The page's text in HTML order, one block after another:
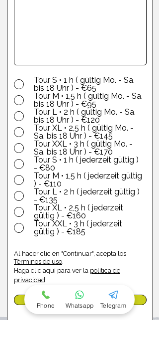
Tour S • 1 h ( gültig Mo. - Sa.
bis 18 Uhr ) - €65
Tour M • 1,5 h ( gültig Mo. - Sa.
bis 18 Uhr ) - €95
Tour L • 2 h ( gültig Mo. - Sa.
bis 18 Uhr ) - €120
Tour XL • 2,5 h ( gültig Mo. -
Sa. bis 18 Uhr ) - €145
Tour XXL • 3 h ( gültig Mo. -
Sa. bis 18 Uhr ) - €170
Tour S • 1 h ( jederzeit gültig )
- €80
Tour M • 1,5 h ( jederzeit gültig
) - €110
Tour L • 2 h ( jederzeit gültig )
- €135
Tour XL • 2,5 h ( jederzeit
gültig ) - €160
Tour XXL • 3 h ( jederzeit
gültig ) - €185
Al hacer clic en "Continuar", acepta los
Términos de uso.
Haga clic aquí para ver la política de
privacidad.
Continuar
Phone Whatsapp Telegram